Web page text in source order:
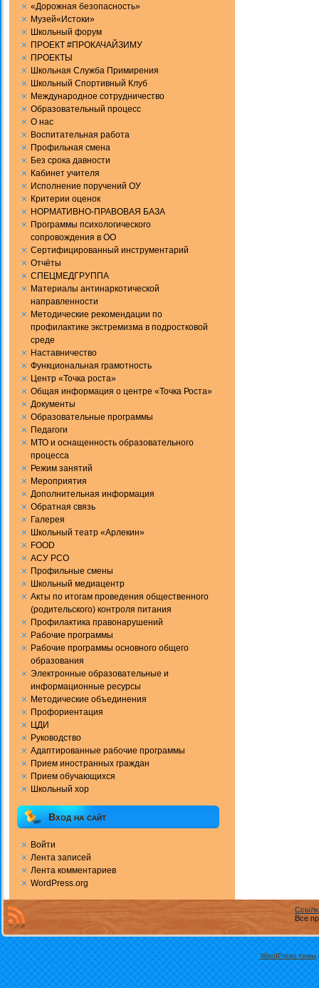
«Дорожная безопасность»
Музей«Истоки»
Школьный форум
ПРОЕКТ #ПРОКАЧАЙЗИМУ
ПРОЕКТЫ
Школьная Служба Примирения
Школьный Спортивный Клуб
Международное сотрудничество
Образовательный процесс
О нас
Воспитательная работа
Профильная смена
Без срока давности
Кабинет учителя
Исполнение поручений ОУ
Критерии оценок
НОРМАТИВНО-ПРАВОВАЯ БАЗА
Программы психологического
сопровождения в ОО
Сертифицированный инструментарий
Отчёты
СПЕЦМЕДГРУППА
Материалы антинаркотической
направленности
Методические рекомендации по
профилактике экстремизма в подростковой
среде
Наставничество
Функциональная грамотность
Центр «Точка роста»
Общая информация о центре «Точка Роста»
Документы
Образовательные программы
Педагоги
МТО и оснащенность образовательного
процесса
Режим занятий
Мероприятия
Дополнительная информация
Обратная связь
Галерея
Школьный театр «Арлекин»
FOOD
АСУ РСО
Профильные смены
Школьный медиацентр
Акты по итогам проведения общественного
(родительского) контроля питания
Профилактика правонарушений
Рабочие программы
Рабочие программы основного общего
образования
Электронные образовательные и
информационные ресурсы
Методические объединения
Профориентация
ЦДИ
Руководство
Адаптированные рабочие программы
Прием иностранных граждан
Прием обучающихся
Школьный хор
Вход на сайт
Войти
Лента записей
Лента комментариев
WordPress.org
Все
WordPress темы